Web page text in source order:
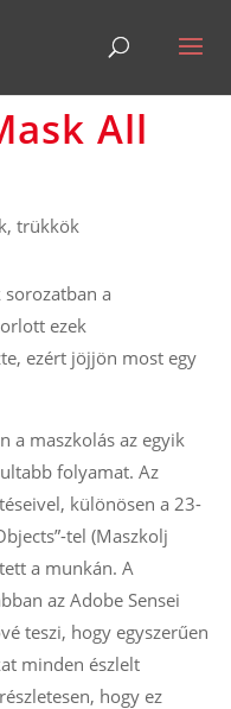
All
trükkök
a
ezek
ezért jöjjön most egy
a maszkolás az egyik
folyamat. Az
különösen a 23-
tel (Maszkolj
a munkán. A
az Adobe Sensei
teszi, hogy egyszerűen
minden észlelt
hogy ez